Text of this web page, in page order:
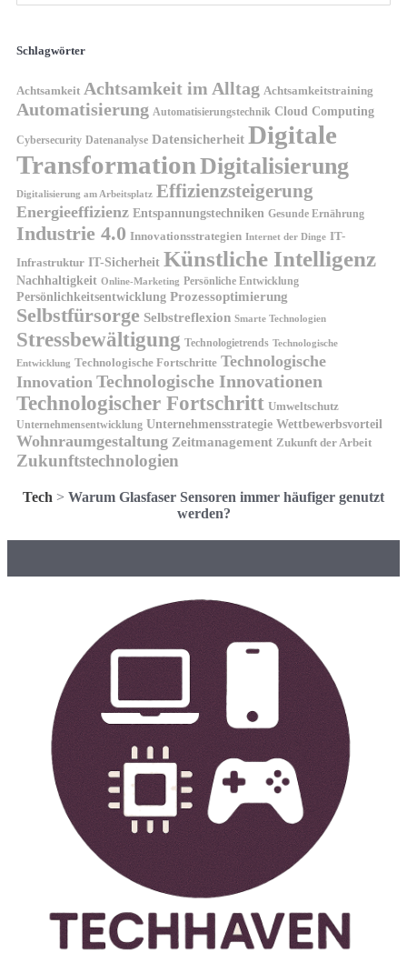
Schlagwörter
Achtsamkeit Achtsamkeit im Alltag Achtsamkeitstraining
Automatisierung Automatisierungstechnik Cloud Computing
Cybersecurity Datenanalyse Datensicherheit Digitale
TransformationDigitalisierung
Digitalisierung am Arbeitsplatz Effizienzsteigerung
Energieeffizienz Entspannungstechniken Gesunde Ernährung
Industrie 4.0 Innovationsstrategien Internet der Dinge IT-
Infrastruktur IT-Sicherheit Künstliche Intelligenz
Nachhaltigkeit Online-Marketing Persönliche Entwicklung
Persönlichkeitsentwicklung Prozessoptimierung
Selbstfürsorge Selbstreflexion Smarte Technologien
Stressbewältigung Technologietrends Technologische
Entwicklung Technologische Fortschritte Technologische
Innovation Technologische Innovationen
Technologischer Fortschritt Umweltschutz
Unternehmensentwicklung Unternehmensstrategie Wettbewerbsvorteil
Wohnraumgestaltung Zeitmanagement Zukunft der Arbeit
Zukunftstechnologien
Tech > Warum Glasfaser Sensoren immer häufiger genutzt
werden?